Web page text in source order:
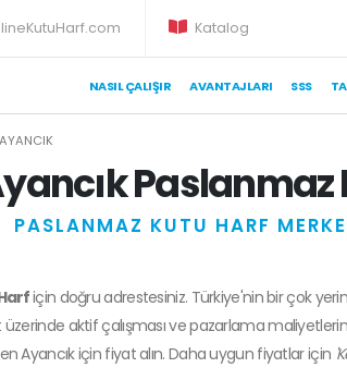
Katalog
NASIL ÇALIŞIR AVANTAJLARI SSS
AYANCIK
Paslanmaz
PASLANMAZ KUTU HARF
için doğru adrestesiniz. Türkiye'nin bir çok
aktif çalışması ve pazarlama
Ayancıkiçin fiyat alın. Daha uygun fiyatlar için